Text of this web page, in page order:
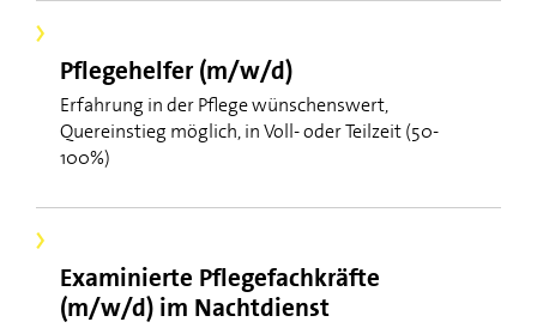
Pflegehelfer (m/w/d)
Erfahrung in der Pflege wünschenswert,
Quereinstieg möglich, in Voll- oder Teilzeit (50-
100%)
Examinierte Pflegefachkräfte
(m/w/d) im Nachtdienst